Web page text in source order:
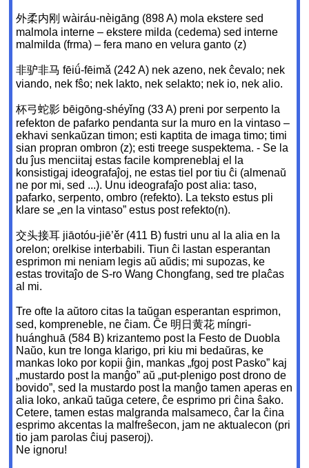
外柔内刚 wàiráu-nèigāng (898 A) mola ekstere sed
malmola interne – ekstere milda (cedema) sed interne
malmilda (frma) – fera mano en velura ganto (z)
非驴非马 fēiǘ-fēimǎ (242 A) nek azeno, nek ĉevalo; nek
viando, nek fŝo; nek lakto, nek selakto; nek io, nek alio.
杯弓蛇影 bēigōng-shéyǐng (33 A) preni por serpento la
refekton de pafarko pendanta sur la muro en la vintaso –
ekhavi senkaŭzan timon; esti kaptita de imaga timo; timi
sian propran ombron (z); esti treege suspektema. - Se la
du ĵus menciitaj estas facile kompreneblaj el la
konsistigaj ideografaĵoj, ne estas tiel por tiu ĉi (almenaŭ
ne por mi, sed ...). Unu ideografaĵo post alia: taso,
pafarko, serpento, ombro (refekto). La teksto estus pli
klare se „en la vintaso” estus post refekto(n).
交头接耳 jiāotóu-jiē’ěr (411 B) fustri unu al la alia en la
orelon; orelkise interbabili. Tiun ĉi lastan esperantan
esprimon mi neniam legis aŭ aŭdis; mi supozas, ke
estas trovitaĵo de S-ro Wang Chongfang, sed tre plaĉas
al mi.
Tre ofte la aŭtoro citas la taŭgan esperantan esprimon,
sed, kompreneble, ne ĉiam. Ĉe 明日黄花 míngri-
huánghuā (584 B) krizantemo post la Festo de Duobla
Naŭo, kun tre longa klarigo, pri kiu mi bedaŭras, ke
mankas loko por kopii ĝin, mankas „fgoj post Pasko” kaj
„mustardo post la manĝo” aŭ „put-plenigo post drono de
bovido”, sed la mustardo post la manĝo tamen aperas en
alia loko, ankaŭ taŭga cetere, ĉe esprimo pri ĉina ŝako.
Cetere, tamen estas malgranda malsameco, ĉar la ĉina
esprimo akcentas la malfreŝecon, jam ne aktualecon (pri
tio jam parolas ĉiuj paseroj).
Ne ignoru!